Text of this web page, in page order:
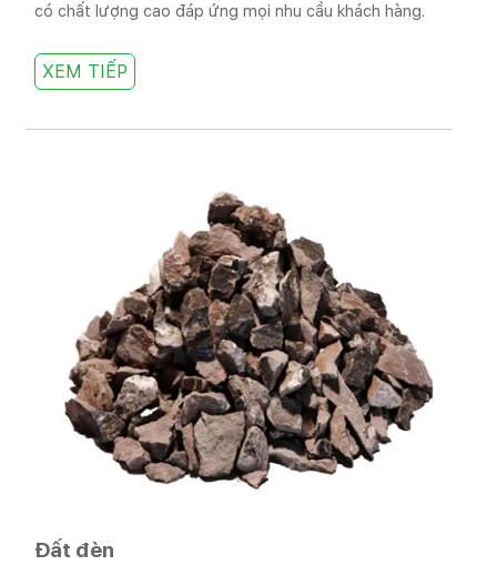
có chất lượng cao đáp ứng mọi nhu cầu khách hàng.
XEM TIẾP
Đất đèn